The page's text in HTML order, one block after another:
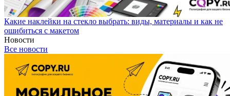
Какие наклейки на стекло выбрать: виды, материалы и как не
ошибиться с макетом
Новости
Все новости